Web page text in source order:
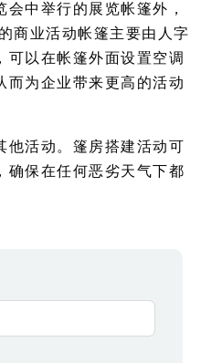
中举行的展览帐篷外，
商业活动帐篷主要由人字
可以在帐篷外面设置空调
而为企业带来更高的活动
他活动。篷房搭建活动可
确保在任何恶劣天气下都